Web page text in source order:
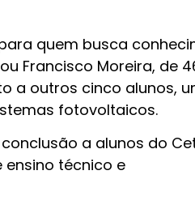
quem busca
Francisco Moreira, de
a outros cinco alunos,
fotovoltaicos.
a alunos do
ensino técnico e